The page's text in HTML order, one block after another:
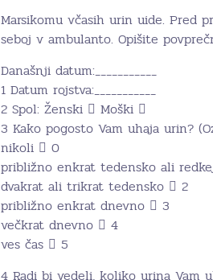
Marsikomu včasih urin uide. Pred
seboj v ambulanto. Opišite
Današnji datum:___________
1 Datum rojstva:___________
2 Spol: Ženski  Moški 
3 Kako pogosto Vam uhaja urin?
nikoli  0
približno enkrat tedensko ali
dvakrat ali trikrat tedensko  2
približno enkrat dnevno  3
večkrat dnevno  4
ves čas  5
4 Radi bi vedeli, koliko urina Vam